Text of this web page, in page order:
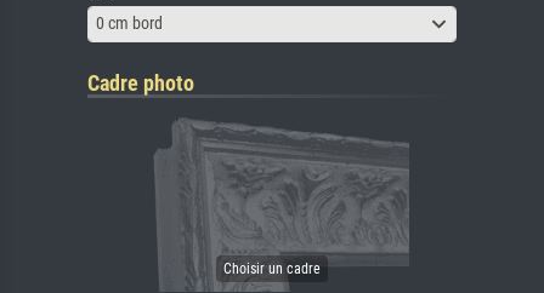
0 cm bord
Cadre photo